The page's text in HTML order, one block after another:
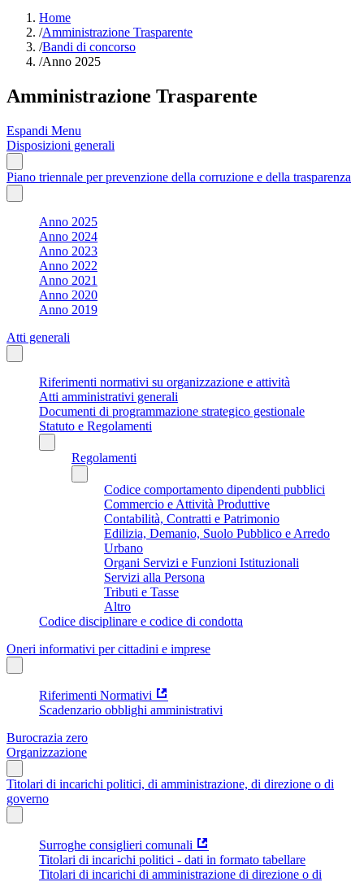
Home
/Amministrazione Trasparente
/Bandi di concorso
/Anno 2025
Amministrazione Trasparente
Espandi Menu
Disposizioni generali
Piano triennale per prevenzione della corruzione e della trasparenza
Anno 2025
Anno 2024
Anno 2023
Anno 2022
Anno 2021
Anno 2020
Anno 2019
Atti generali
Riferimenti normativi su organizzazione e attività
Atti amministrativi generali
Documenti di programmazione strategico gestionale
Statuto e Regolamenti
Regolamenti
Codice comportamento dipendenti pubblici
Commercio e Attività Produttive
Contabilità, Contratti e Patrimonio
Edilizia, Demanio, Suolo Pubblico e Arredo
Urbano
Organi Servizi e Funzioni Istituzionali
Servizi alla Persona
Tributi e Tasse
Altro
Codice disciplinare e codice di condotta
Oneri informativi per cittadini e imprese
Riferimenti Normativi
Scadenzario obblighi amministrativi
Burocrazia zero
Organizzazione
Titolari di incarichi politici, di amministrazione, di direzione o di
governo
Surroghe consiglieri comunali
Titolari di incarichi politici - dati in formato tabellare
Titolari di incarichi di amministrazione di direzione o di